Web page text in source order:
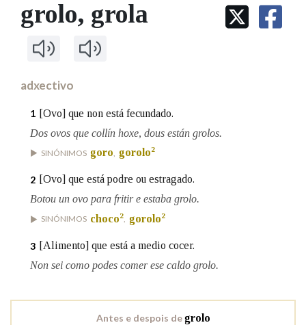
IDENTIDADE CORPORATIVA
MARCIAL DEL ADALID
FIGURAS HOMENAXEADAS
Facebook
TwitterYoutubeInstagram
Bluesky
BUSCAR NOS LEMAS
Comeza por
Contén
BUSCAR NO CONTIDO
Nas definicións
grolo, grola
adxectivo
1 [Ovo] que non está fecundado.
Dos ovos que collín hoxe, dous están grolos.
SINÓNIMOS goro gorolo2
2 [Ovo] que está podre ou estragado.
Botou un ovo para fritir e estaba grolo.
SINÓNIMOS choco2, gorolo2
3 [Alimento] que está a medio cocer.
Non sei como podes comer ese caldo grolo.
Antes e despois degrolo